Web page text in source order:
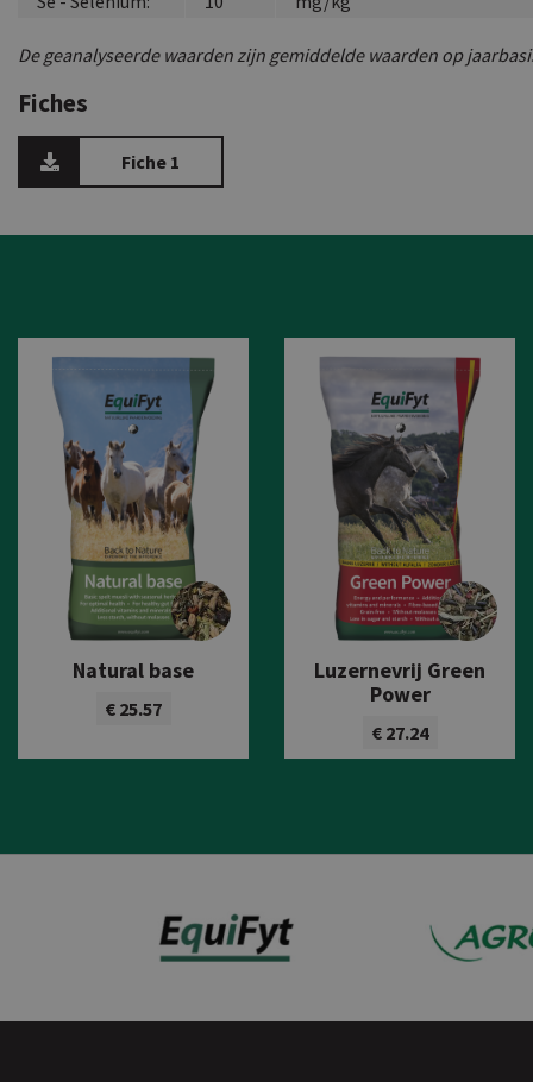
De geanalyseerde waarden zijn gemiddelde waarden op
Fiches
Fiche 1
Natural base
€ 25.57
Luzernevrij Green
Power
€ 27.24
Bekijk product